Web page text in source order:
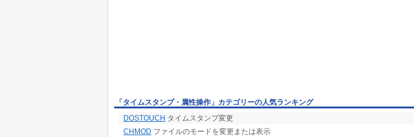
「タイムスタンプ・属性操作」カテゴリーの人気ランキング
DOSTOUCH タイムスタンプ変更
CHMOD ファイルのモードを変更または表示